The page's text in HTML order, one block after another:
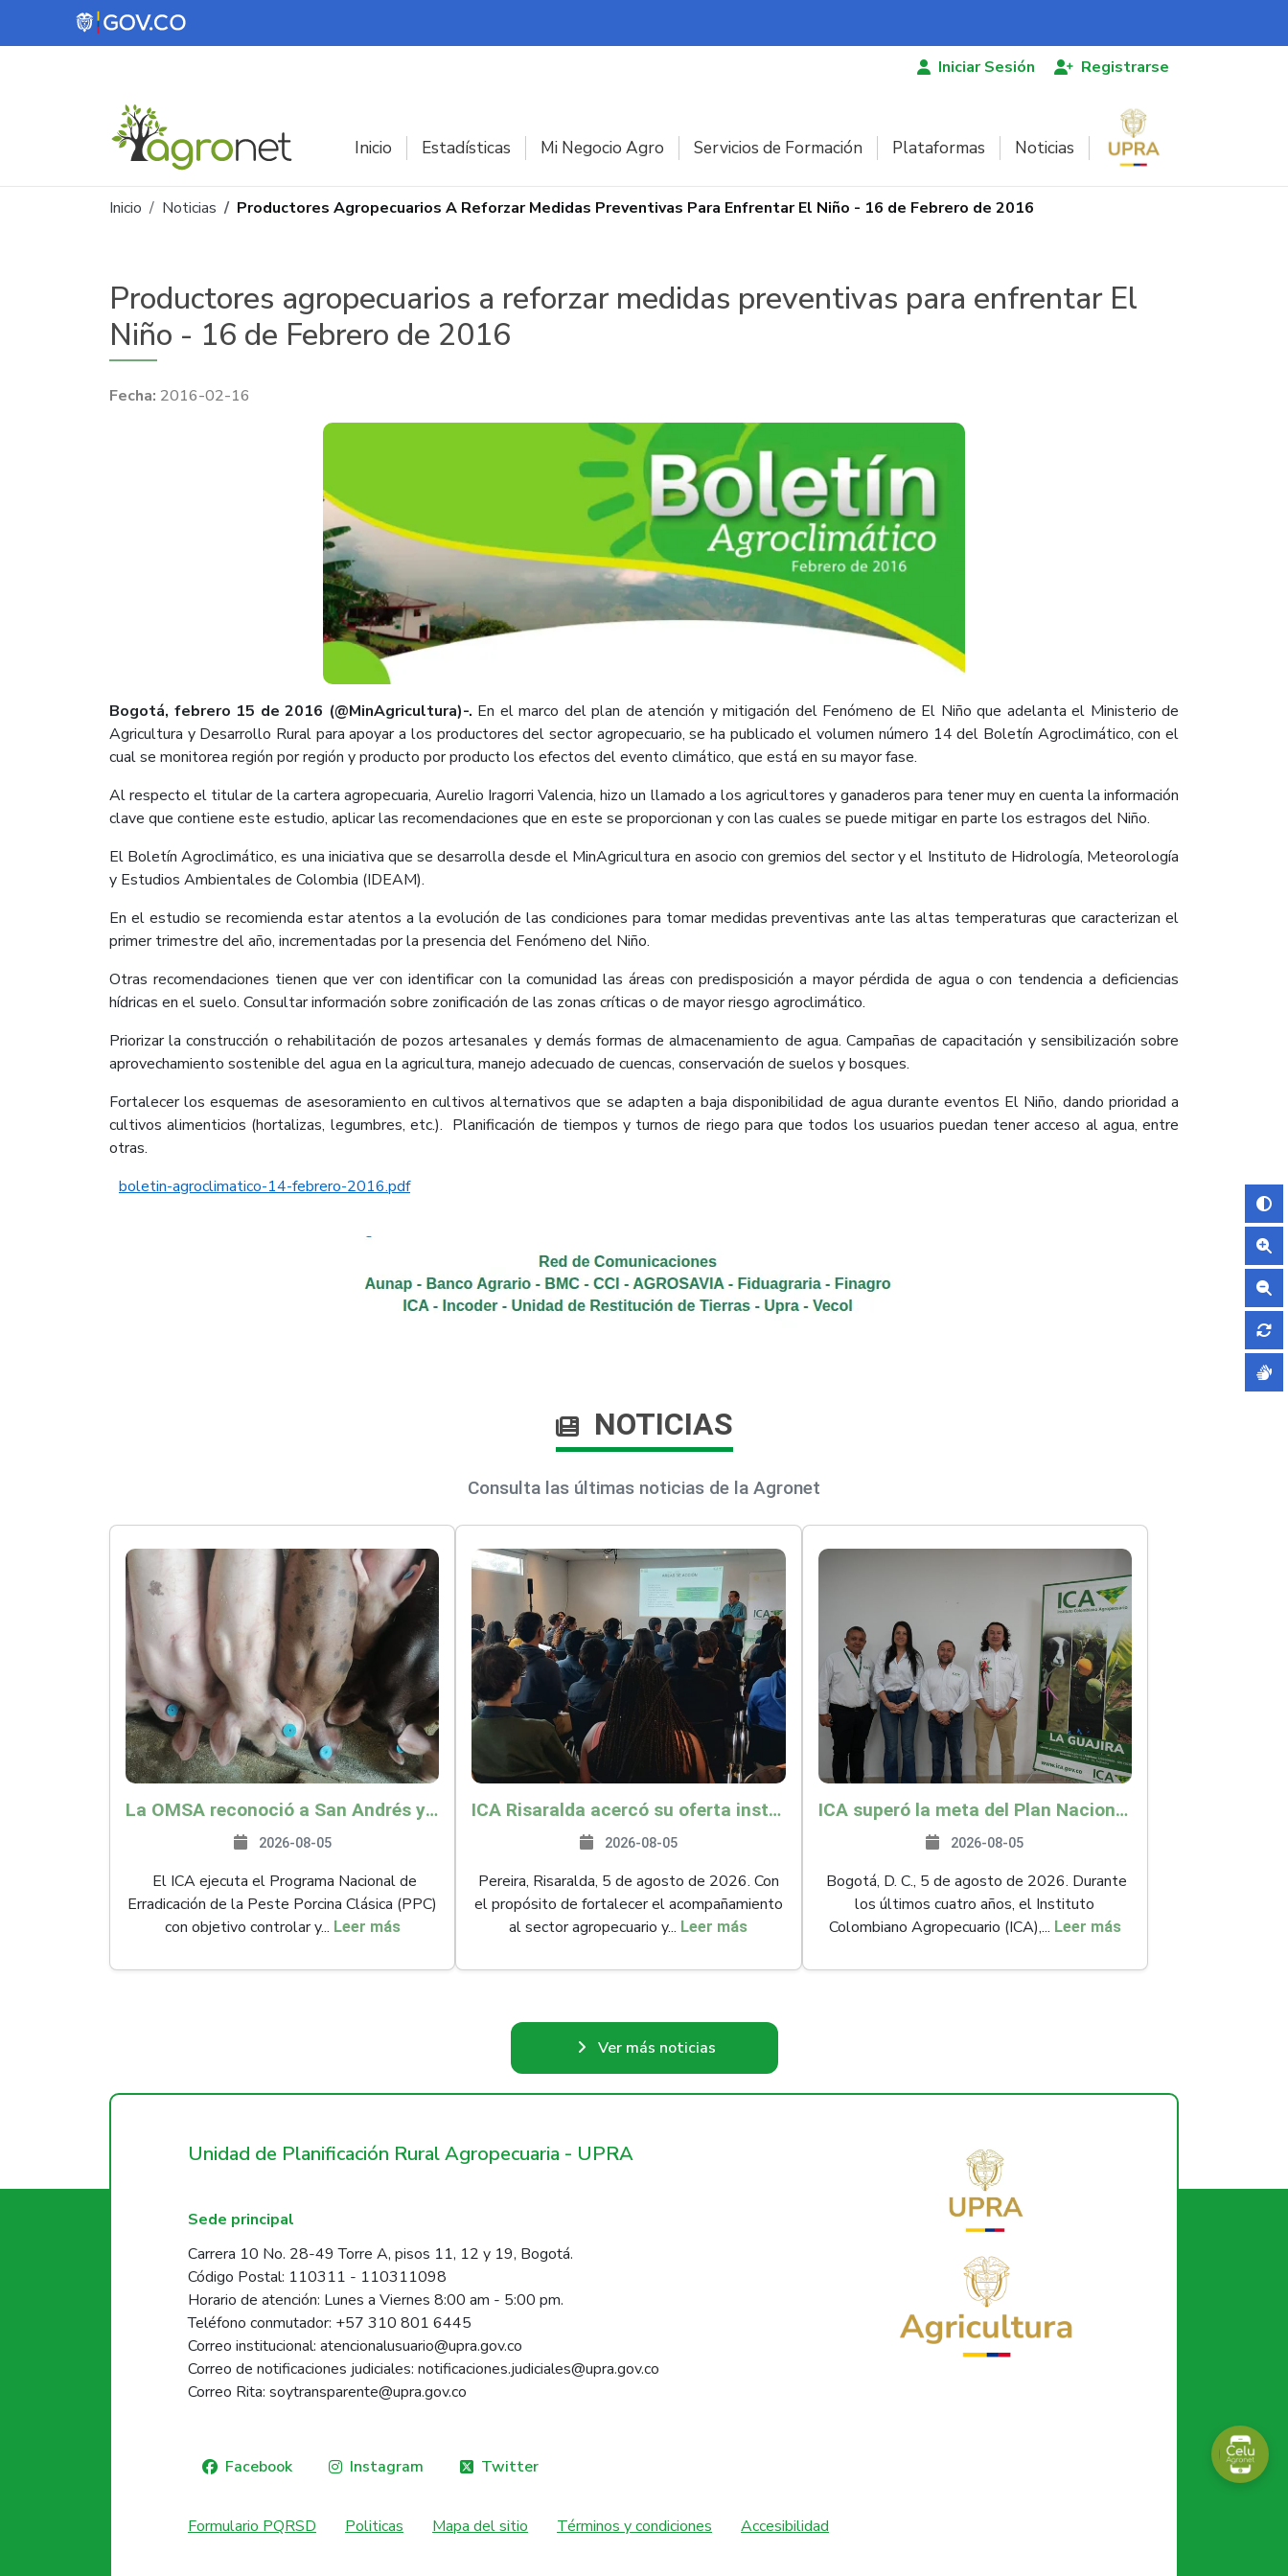
Pasar al contenido principal
Iniciar Sesión Registrarse
Inicio Estadísticas Mi Negocio Agro Servicios de Formación Plataformas Noticias
Ruta de navegación
Inicio Noticias Productores Agropecuarios A Reforzar Medidas Preventivas Para Enfrentar El Niño - 16 de Febrero de 2016
Productores agropecuarios a reforzar medidas preventivas para enfrentar El
Niño - 16 de Febrero de 2016
2016-02-16
Bogotá, febrero 15 de 2016 (@MinAgricultura)-. En el marco del plan de atención y mitigación del Fenómeno de El Niño que adelanta el Ministerio de
Agricultura y Desarrollo Rural para apoyar a los productores del sector agropecuario, se ha publicado el volumen número 14 del Boletín Agroclimático, con el
cual se monitorea región por región y producto por producto los efectos del evento climático, que está en su mayor fase.
Al respecto el titular de la cartera agropecuaria, Aurelio Iragorri Valencia, hizo un llamado a los agricultores y ganaderos para tener muy en cuenta la información
clave que contiene este estudio, aplicar las recomendaciones que en este se proporcionan y con las cuales se puede mitigar en parte los estragos del Niño.
El Boletín Agroclimático, es una iniciativa que se desarrolla desde el MinAgricultura en asocio con gremios del sector y el Instituto de Hidrología, Meteorología
y Estudios Ambientales de Colombia (IDEAM).
En el estudio se recomienda estar atentos a la evolución de las condiciones para tomar medidas preventivas ante las altas temperaturas que caracterizan el
primer trimestre delaño, incrementadas por la presencia del Fenómeno del Niño.
Otras recomendaciones tienen que ver con identificar con la comunidad las áreas con predisposición a mayor pérdida de agua o con tendencia a deficiencias
hídricas en el suelo. Consultar información sobre zonificación de las zonas críticas o de mayor riesgo agroclimático.
Priorizar la construcción o rehabilitación depozosartesanales y demás formas de almacenamiento de agua. Campañas de capacitación y sensibilización sobre
aprovechamiento sostenible del agua en la agricultura, manejo adecuado de cuencas, conservación de suelos y bosques.
​Fortalecer los esquemas de asesoramiento en cultivos alternativos que se adapten a baja disponibilidad de agua durante eventos El Niño, dando prioridad a
cultivos alimenticios (hortalizas, legumbres, etc.). Planificación de tiempos y turnos de riego para que todos los usuarios puedan tener acceso al agua, entre
otras.
boletin-agroclimatico-14-febrero-2016.pdf
NOTICIAS
Consulta las últimas noticias de la Agronet
La OMSA reconoció a San Andrés y Providencia como zona libre de Peste Porcina Clásica (PPC)
2026-08-05
El ICA ejecuta el Programa Nacional de
Erradicación de la Peste Porcina Clásica (PPC)
con objetivo controlar y... Leer más
ICA Risaralda acercó su oferta institucional a productores y emprendedores en Expocamello
2026-08-05
Pereira, Risaralda, 5 de agosto de 2026. Con
el propósito de fortalecer el acompañamiento
al sector agropecuario y... Leer más
ICA superó la meta del Plan Nacional de Desarrollo y abrió 61 mercados internacionales
2026-08-05
Bogotá, D. C., 5 de agosto de 2026. Durante
los últimos cuatro años, el Instituto
Colombiano Agropecuario (ICA),... Leer más
Ver más noticias
Unidad de Planificación Rural Agropecuaria - UPRA
Sede principal
Carrera 10 No. 28-49 Torre A, pisos 11, 12 y 19, Bogotá.
Código Postal: 110311 - 110311098
Horario de atención: Lunes a Viernes 8:00 am - 5:00 pm.
Teléfono conmutador: +57 310 801 6445
Correo institucional: atencionalusuario@upra.gov.co
Correo de notificaciones judiciales: notificaciones.judiciales@upra.gov.co
Correo Rita: soytransparente@upra.gov.co
Facebook Instagram Twitter
Formulario PQRSD Politicas Mapa del sitio Términos y condiciones Accesibilidad